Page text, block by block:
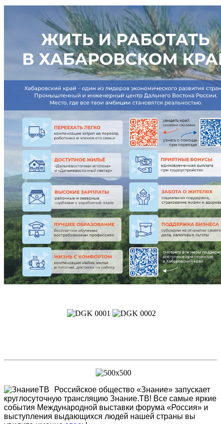
Российское общество «Знание» запускает
круглосуточную трансляцию Знание.ТВ! Все самые яркие
события Международной выставки форума «Россия» и
выступления выдающихся людей нашей страны вы